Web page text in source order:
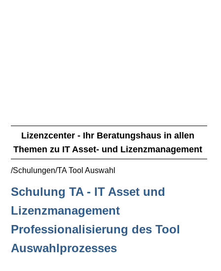
Lizenzcenter - Ihr Beratungshaus in allen
Themen zu IT Asset- und Lizenzmanagement
/Schulungen/TA Tool Auswahl
Schulung TA - IT Asset und
Lizenzmanagement
Professionalisierung des Tool
Auswahlprozesses